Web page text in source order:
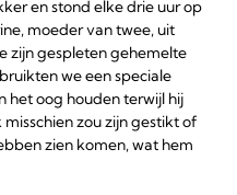
en stond elke drie uur op
moeder van twee, uit
zijn gespleten gehemelte
we een speciale
het oog houden terwijl hij
zou zijn gestikt of
zien komen, wat hem